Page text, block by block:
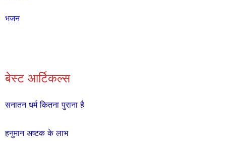
भजन
बेस्ट आर्टिकल्स
सनातन धर्म कितना पुराना है
हनुमान अष्टक के लाभ